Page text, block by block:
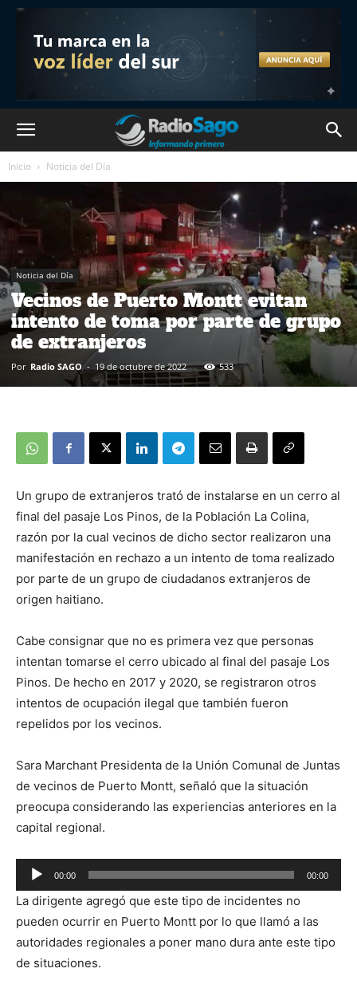
Inicio Noticia del Día
Noticia del Día
Vecinos de Puerto Montt evitan
intento de toma por parte de grupo
de extranjeros
Por Radio SAGO - 19 de octubre de 2022 533
Un grupo de extranjeros trató de instalarse en un cerro al
final del pasaje Los Pinos, de la Población La Colina,
razón por la cual vecinos de dicho sector realizaron una
manifestación en rechazo a un intento de toma realizado
por parte de un grupo de ciudadanos extranjeros de
origen haitiano.
Cabe consignar que no es primera vez que personas
intentan tomarse el cerro ubicado al final del pasaje Los
Pinos. De hecho en 2017 y 2020, se registraron otros
intentos de ocupación ilegal que también fueron
repelidos por los vecinos.
Sara Marchant Presidenta de la Unión Comunal de Juntas
de vecinos de Puerto Montt, señaló que la situación
preocupa considerando las experiencias anteriores en la
capital regional.
Reproductor
de
audio
00:00 00:00
La dirigente agregó que este tipo de incidentes no
pueden ocurrir en Puerto Montt por lo que llamó a las
autoridades regionales a poner mano dura ante este tipo
de situaciones.